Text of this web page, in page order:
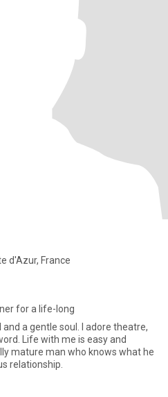
d'Azur, France
for a life-long
a gentle soul. I adore theatre,
Life with me is easy and
relationship.